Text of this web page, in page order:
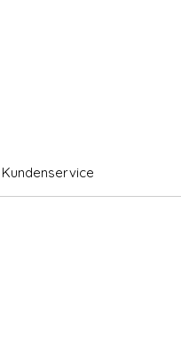
Kundenservice